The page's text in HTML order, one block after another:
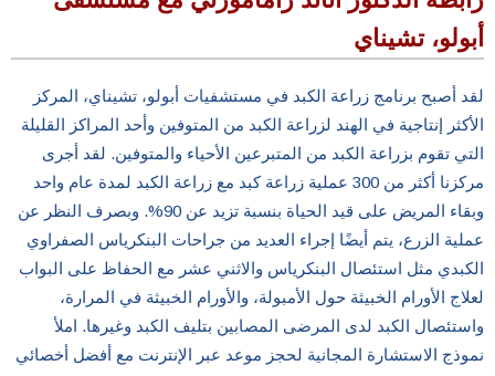
أبولو، تشيناي
لقد أصبح برنامج زراعة الكبد في مستشفيات أبولو، تشيناي، المركز
الأكثر إنتاجية في الهند لزراعة الكبد من المتوفين وأحد المراكز القليلة
التي تقوم بزراعة الكبد من المتبرعين الأحياء والمتوفين. لقد أجرى
مركزنا أكثر من 300 عملية زراعة كبد مع زراعة الكبد لمدة عام واحد
وبقاء المريض على قيد الحياة بنسبة تزيد عن 90%. وبصرف النظر عن
عملية الزرع، يتم أيضًا إجراء العديد من جراحات البنكرياس الصفراوي
الكبدي مثل استئصال البنكرياس والاثني عشر مع الحفاظ على البواب
لعلاج الأورام الخبيثة حول الأمبولة، والأورام الخبيثة في المرارة،
واستئصال الكبد لدى المرضى المصابين بتليف الكبد وغيرها. املأ
نموذج الاستشارة المجانية لحجز موعد عبر الإنترنت مع أفضل أخصائي